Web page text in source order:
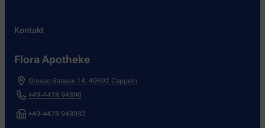
Kontakt
Flora Apotheke
Grosse Strasse 14, 49692 Cappeln
+49-4478 94890
+49-4478 948932